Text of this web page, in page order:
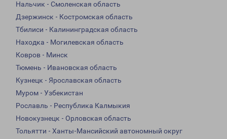
Нальчик - Смоленская область
Дзержинск - Костромская область
Тбилиси - Калининградская область
Находка - Могилевская область
Ковров - Минск
Тюмень - Ивановская область
Кузнецк - Ярославская область
Муром - Узбекистан
Рославль - Республика Калмыкия
Новокузнецк - Орловская область
Тольятти - Ханты-Мансийский автономный округ